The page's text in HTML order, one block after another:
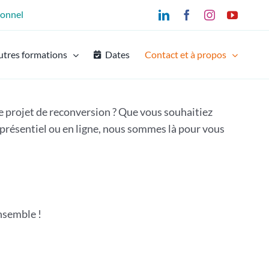
LinkedInFacebookInstagram
formations Dates Contact et à propos
de reconversion ? Que vous souhaitiez
ou en ligne, nous sommes là pour vous
!